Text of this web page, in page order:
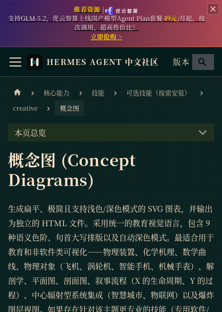
推荐资源 |
支持GLM-5.2，优云智算上线国产模型Agent Plan套餐49元/月起，按
次调用，超高性价比！
立即抢购 >
HERMES AGENT 中文社区 版本
核心能力 技能
可选技能（按需安装）
creative
概念图
本页总览
概念图 (Concept
Diagrams)
生成扁平、极简且支持浅色/深色模式的 SVG 图表，并输出
为独立的 HTML 文件。采用统一的教育视觉语言，包含 9
种语义色阶、句首大写排版以及自动深色模式。最适合用于
教育和非软件类可视化——物理装置、化学机理、数学曲
线、物理对象（飞机、涡轮机、智能手机、机械手表）、解
剖学、平面图、剖面图、叙事流程（X 的生命周期、Y 的过
程）、中心辐射型系统集成（智慧城市、物联网）以及爆炸
图层视图。如果存在针对该主题更专业的技能（专用软件/